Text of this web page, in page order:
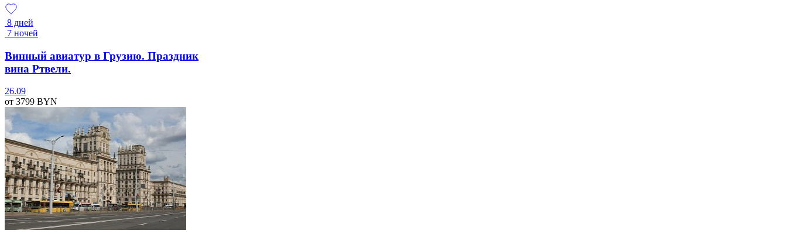
8 дней
7 ночей
Винный авиатур в Грузию. Праздник
вина Ртвели.
26.09
от 3799 BYN